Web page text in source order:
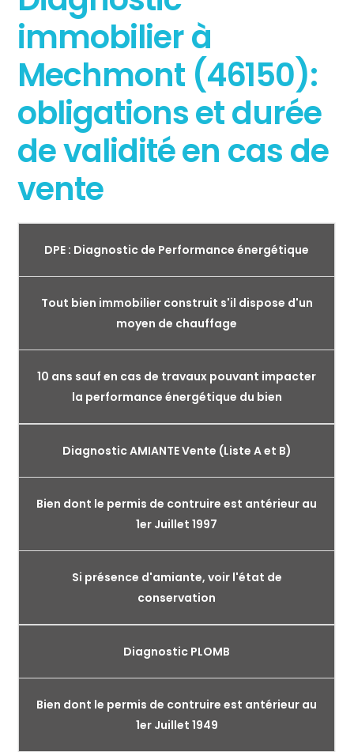
immobilier à
Mechmont (46150):
obligations et durée
de validité en cas de
vente
DPE : Diagnostic de Performance énergétique
Tout bien immobilier construit s'il dispose d'un
moyen de chauffage
10 ans sauf en cas de travaux pouvant impacter
la performance énergétique du bien
Diagnostic AMIANTE Vente (Liste A et B)
Bien dont le permis de contruire est antérieur au
1er Juillet 1997
Si présence d'amiante, voir l'état de
conservation
Diagnostic PLOMB
Bien dont le permis de contruire est antérieur au
1er Juillet 1949